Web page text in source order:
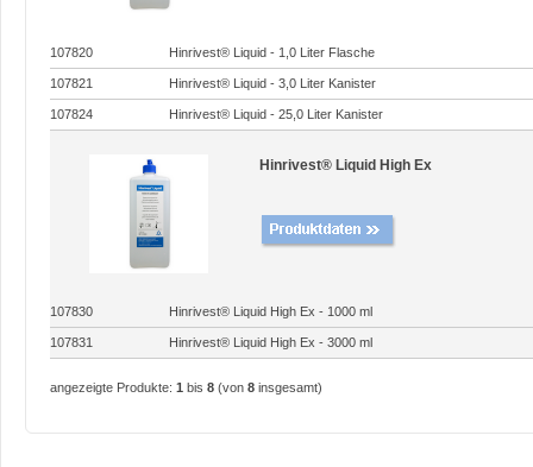
107820 Hinrivest® Liquid - 1,0 Liter Flasche
107821 Hinrivest® Liquid - 3,0 Liter Kanister
107824 Hinrivest® Liquid - 25,0 Liter Kanister
Hinrivest® Liquid High Ex
107830 Hinrivest® Liquid High Ex - 1000 ml
107831 Hinrivest® Liquid High Ex - 3000 ml
angezeigte Produkte: 1 bis 8 (von 8 insgesamt)